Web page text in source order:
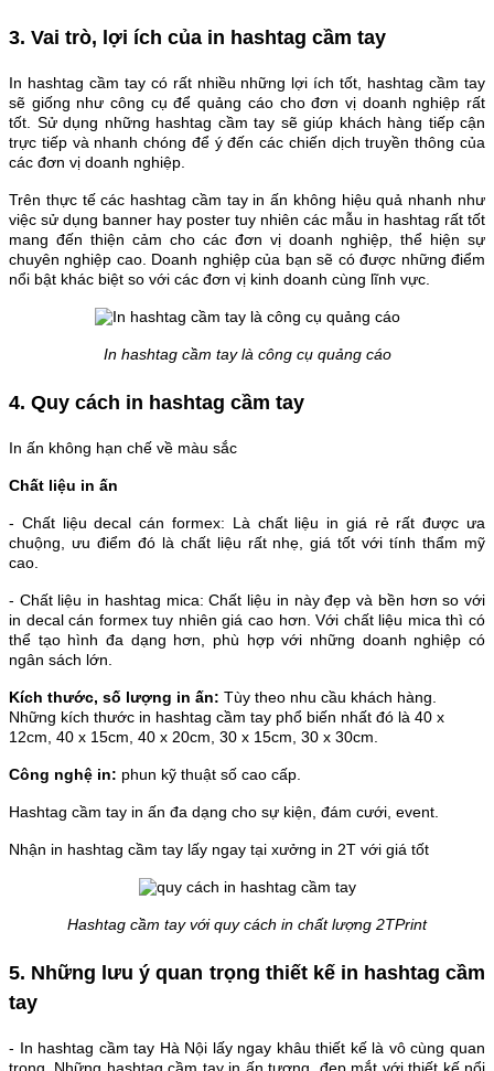
3. Vai trò, lợi ích của in hashtag cầm tay
In hashtag cầm tay có rất nhiều những lợi ích tốt, hashtag cầm tay
sẽ giống như công cụ để quảng cáo cho đơn vị doanh nghiệp rất
tốt. Sử dụng những hashtag cầm tay sẽ giúp khách hàng tiếp cận
trực tiếp và nhanh chóng để ý đến các chiến dịch truyền thông của
các đơn vị doanh nghiệp.
Trên thực tế các hashtag cầm tay in ấn không hiệu quả nhanh như
việc sử dụng banner hay poster tuy nhiên các mẫu in hashtag rất tốt
mang đến thiện cảm cho các đơn vị doanh nghiệp, thể hiện sự
chuyên nghiệp cao. Doanh nghiệp của bạn sẽ có được những điểm
nổi bật khác biệt so với các đơn vị kinh doanh cùng lĩnh vực.
In hashtag cầm tay là công cụ quảng cáo​
4. Quy cách in hashtag cầm tay
In ấn không hạn chế về màu sắc
Chất liệu in ấn
- Chất liệu decal cán formex: Là chất liệu in giá rẻ rất được ưa
chuộng, ưu điểm đó là chất liệu rất nhẹ, giá tốt với tính thẩm mỹ
cao.
- Chất liệu in hashtag mica: Chất liệu in này đẹp và bền hơn so với
in decal cán formex tuy nhiên giá cao hơn. Với chất liệu mica thì có
thể tạo hình đa dạng hơn, phù hợp với những doanh nghiệp có
ngân sách lớn.
Kích thước, số lượng in ấn: Tùy theo nhu cầu khách hàng.
Những kích thước in hashtag cầm tay phổ biến nhất đó là 40 x
12cm, 40 x 15cm, 40 x 20cm, 30 x 15cm, 30 x 30cm.
Công nghệ in: phun kỹ thuật số cao cấp.
Hashtag cầm tay in ấn đa dạng cho sự kiện, đám cưới, event.
Nhận in hashtag cầm tay lấy ngay tại xưởng in 2T với giá tốt
Hashtag cầm tay với quy cách in chất lượng 2TPrint
5. Những lưu ý quan trọng thiết kế in hashtag cầm
tay
- In hashtag cầm tay Hà Nội lấy ngay khâu thiết kế là vô cùng quan